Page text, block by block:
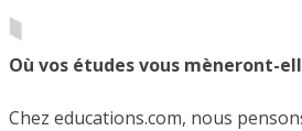
Où vos études vous mèneront-
Chez educations.com, nous